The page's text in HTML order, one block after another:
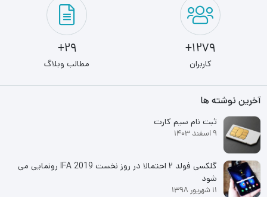
قسمت جلویی این روتر نشان‌گرهای LED به چشم می‌خورد که اطلاعات
مفیدی از عملکرد صحیح درگاه‌ها، روشن بودن وضعیت بی‌سیم و
استفاده از کلید WPS اعلام می‌کند. روتر بی‌سیم DIR-825 از طراحی
این روتر به شما امکان اتصال سریع و با امنیت بالا را به شبکه بی‌سیم
می‌دهد.
1279+
کاربران
29+
مطالب وبلاگ
آخرین نوشته ها
ثبت نام سیم کارت
9 اسفند 1403
گلکسی فولد ۲ احتمالا در روز نخست IFA 2019 رونمایی می
شود
11 شهریور 1398